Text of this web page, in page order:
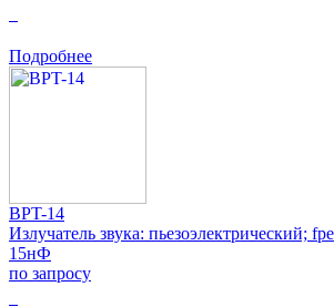
Подробнее
BPT-14
Излучатель звука: пьезоэлектрический;
15нФ
по запросу